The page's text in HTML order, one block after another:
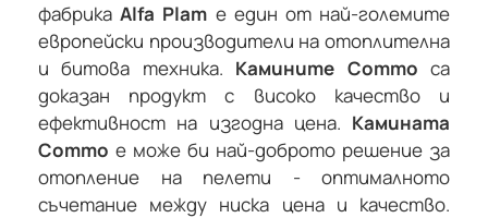
фабрикаAlfa Plam е един от най-големите
европейски производители на отоплителна
и битова техника. Камините Commo са
доказан продукт с високо качество и
ефективност на изгодна цена. Камината
Commo е може би най-доброто решение за
отопление на пелети - оптималното
съчетание между ниска цена и качество.